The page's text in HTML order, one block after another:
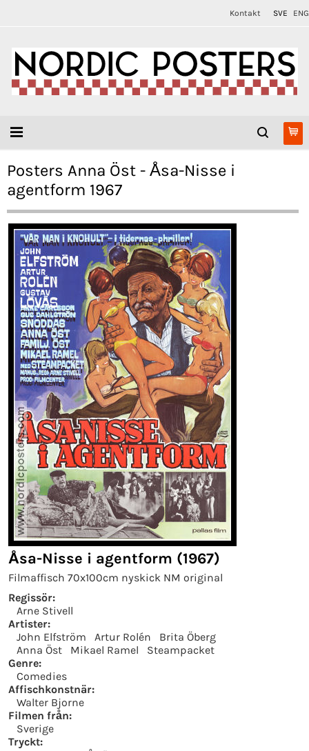
Kontakt SVE ENG
Posters Anna Öst - Åsa-Nisse i
agentform 1967
Åsa-Nisse i agentform (1967)
Filmaffisch 70x100cm nyskick NM original
Regissör:
Arne Stivell
Artister:
John Elfström
Artur Rolén
Brita Öberg
Anna Öst
Mikael Ramel
Steampacket
Genre:
Comedies
Affischkonstnär:
Walter Bjorne
Filmen från:
Sverige
Tryckt: